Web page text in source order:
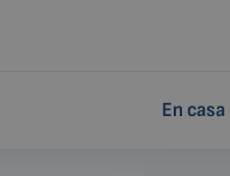
En casa